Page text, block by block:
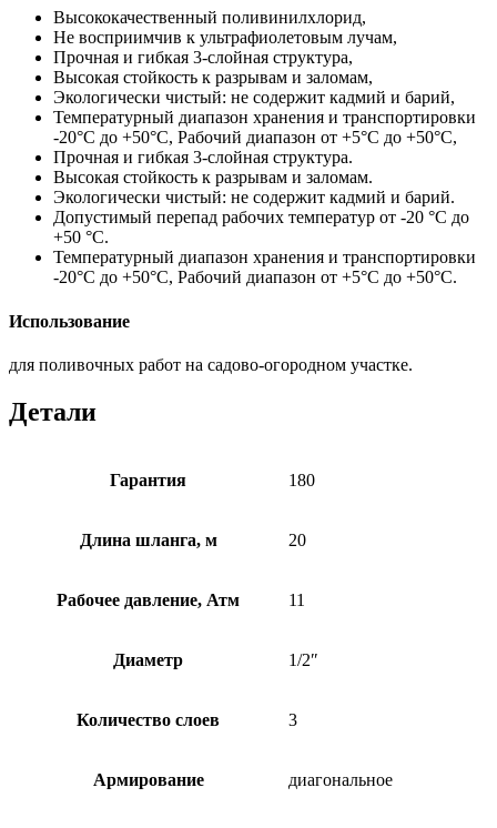
Высококачественный поливинилхлорид,
Не восприимчив к ультрафиолетовым лучам,
Прочная и гибкая 3-слойная структура,
Высокая стойкость к разрывам и заломам,
Экологически чистый: не содержит кадмий и барий,
Температурный диапазон хранения и транспортировки
-20°С до +50°С, Рабочий диапазон от +5°С до +50°С,
Прочная и гибкая 3-слойная структура.
Высокая стойкость к разрывам и заломам.
Экологически чистый: не содержит кадмий и барий.
Допустимый перепад рабочих температур от -20 °С до
+50 °С.
Температурный диапазон хранения и транспортировки
-20°С до +50°С, Рабочий диапазон от +5°С до +50°С.
Использование
для поливочных работ на садово-огородном участке.
Детали
Гарантия 180
Длина шланга, м 20
Рабочее давление, Атм 11
Диаметр 1/2″
Количество слоев 3
Армирование диагональное